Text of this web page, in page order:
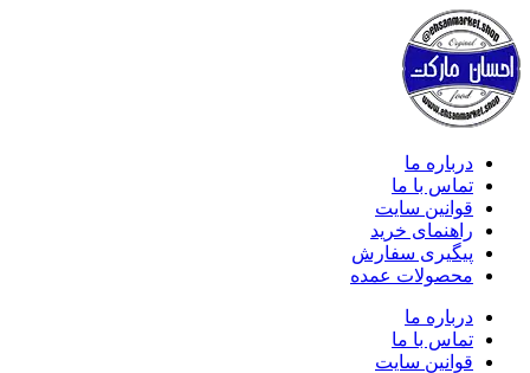
درباره ما
تماس با ما
قوانین سایت
راهنمای خرید
پیگیری سفارش
محصولات عمده
درباره ما
تماس با ما
قوانین سایت